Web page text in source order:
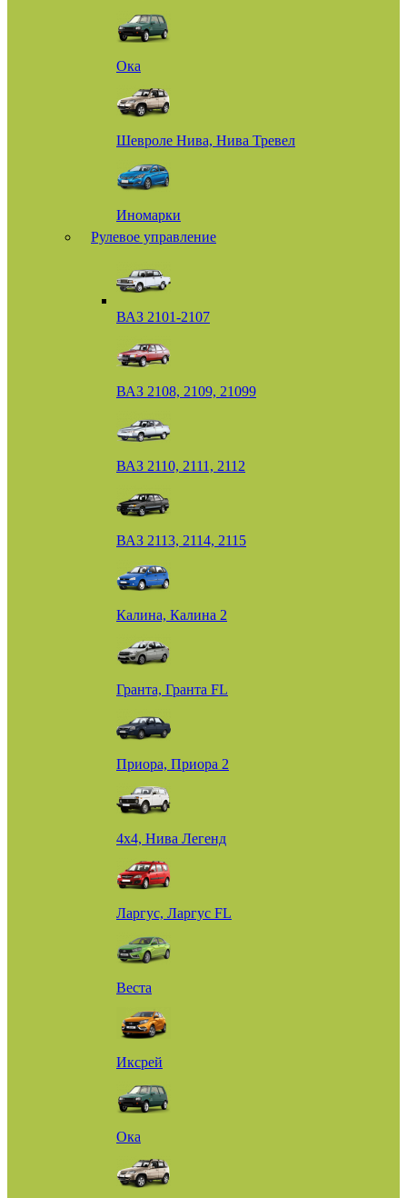
Ока
Шевроле Нива, Нива Тревел
Иномарки
Рулевое управление
ВАЗ 2101-2107
ВАЗ 2108, 2109, 21099
ВАЗ 2110, 2111, 2112
ВАЗ 2113, 2114, 2115
Калина, Калина 2
Гранта, Гранта FL
Приора, Приора 2
4х4, Нива Легенд
Ларгус, Ларгус FL
Веста
Иксрей
Ока